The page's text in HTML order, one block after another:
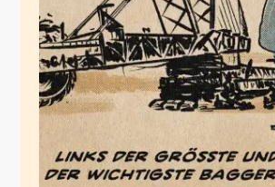
baggern
Dezember 17, 2020